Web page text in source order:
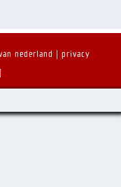
nederland | privacy